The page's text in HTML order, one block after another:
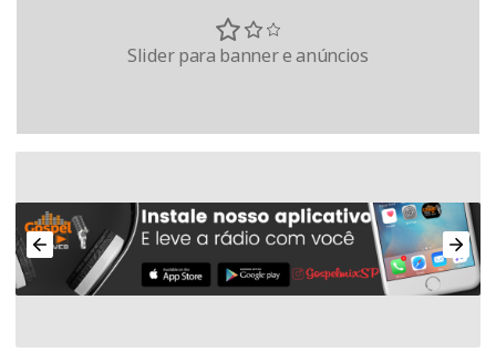
Slider para banner e anúncios